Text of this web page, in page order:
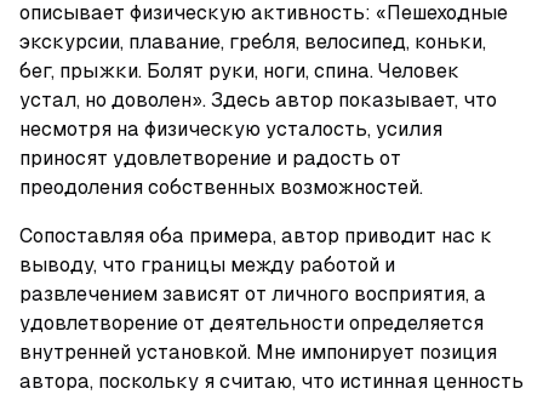
описывает физическую активность: «Пешеходные
экскурсии, плавание, гребля, велосипед, коньки,
бег, прыжки. Болят руки, ноги, спина. Человек
устал, но доволен». Здесь автор показывает, что
несмотря на физическую усталость, усилия
приносят удовлетворение и радость от
преодоления собственных возможностей.
Сопоставляя оба примера, автор приводит нас к
выводу, что границы между работой и
развлечением зависят от личного восприятия, а
удовлетворение от деятельности определяется
внутренней установкой. Мне импонирует позиция
автора, поскольку я считаю, что истинная ценность